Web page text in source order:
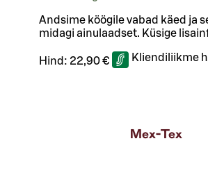
Andsime köögile vabad käed ja
midagi ainulaadset. Küsige
Hind: 22,90 € Kliendiliikme
Mex-Tex